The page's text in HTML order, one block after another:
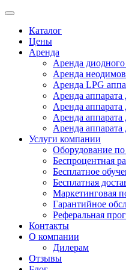
Каталог
Цены
Аренда
Аренда диодного
Аренда
Аренда LPG
Аренда
Аренда
Аренда аппарата
Аренда
Услуги компании
Оборудование по
Беспроцентная
Бесплатное
Бесплатная
Маркетинговая
Гарантийное
Реферальная
Контакты
О компании
Дилерам
Отзывы